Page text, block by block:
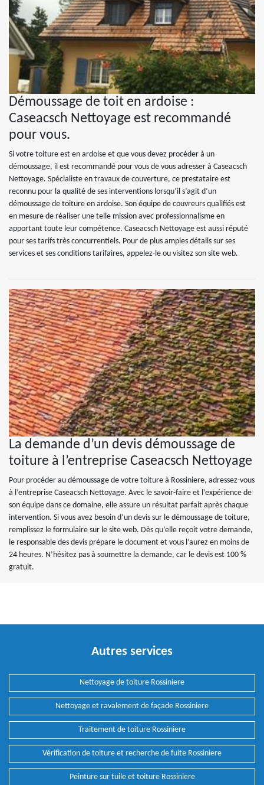
Démoussage de toit en ardoise :
Caseacsch Nettoyage est recommandé
pour vous.
Si votre toiture est en ardoise et que vous devez procéder à un
démoussage, il est recommandé pour vous de vous adresser à Caseacsch
Nettoyage. Spécialiste en travaux de couverture, ce prestataire est
reconnu pour la qualité de ses interventions lorsqu’il s’agit d’un
démoussage de toiture en ardoise. Son équipe de couvreurs qualifiés est
en mesure de réaliser une telle mission avec professionnalisme en
apportant toute leur compétence. Caseacsch Nettoyage est aussi réputé
pour ses tarifs très concurrentiels. Pour de plus amples détails sur ses
services et ses conditions tarifaires, appelez-le ou visitez son site web.
La demande d’un devis démoussage de
toiture à l’entreprise Caseacsch Nettoyage
Pour procéder au démoussage de votre toiture à Rossiniere, adressez-vous
à l’entreprise Caseacsch Nettoyage. Avec le savoir-faire et l’expérience de
son équipe dans ce domaine, elle assure un résultat parfait après chaque
intervention. Si vous avez besoin d’un devis sur le démoussage de toiture,
remplissez le formulaire sur le site web. Dès qu’elle reçoit votre demande,
le responsable des devis prépare le document et vous l’aurez en moins de
24 heures. N’hésitez pas à soumettre la demande, car le devis est 100 %
gratuit.
Autres services
Nettoyage de toiture Rossiniere
Nettoyage et ravalement de façade Rossiniere
Traitement de toiture Rossiniere
Vérification de toiture et recherche de fuite Rossiniere
Peinture sur tuile et toiture Rossiniere